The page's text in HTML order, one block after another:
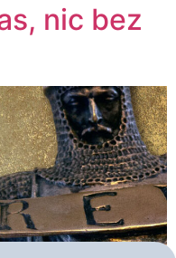
nic bez